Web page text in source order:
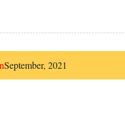
September, 2021